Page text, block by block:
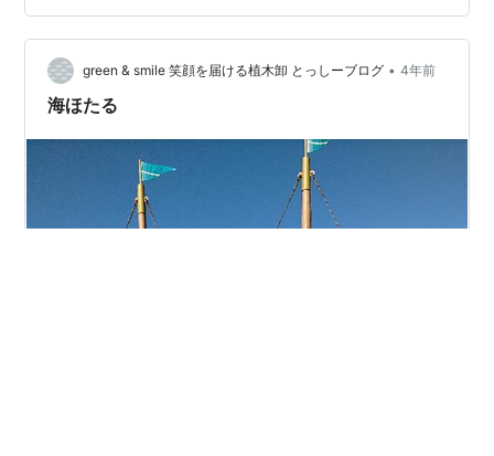
http://www.mecha.ne.jp/~okisyo…
green & smile 笑顔を届ける植木卸 とっしーブログ • 4年前
海ほたる